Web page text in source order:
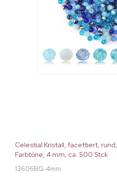
Celestial Kristall, facettiert,
Farbtöne, 4 mm, ca. 500 Stck
13606BQ-4mm